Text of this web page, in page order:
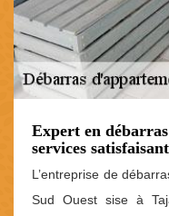
Expert en
services
L’entreprise de
Sud Ouest sise à